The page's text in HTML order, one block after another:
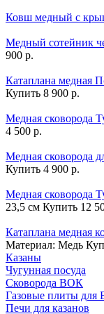
Ковш медный с
Медный сотейник
900 р.
Катаплана медная
Купить 8 900 р.
Медная сковорода
4 500 р.
Медная сковорода
Купить 4 900 р.
Медная сковорода
23,5 см Купить 12
Катаплана медная
Материал: Медь
Казаны
Чугунная посуда
Сковорода ВОК
Газовые плиты для
Печи для казанов